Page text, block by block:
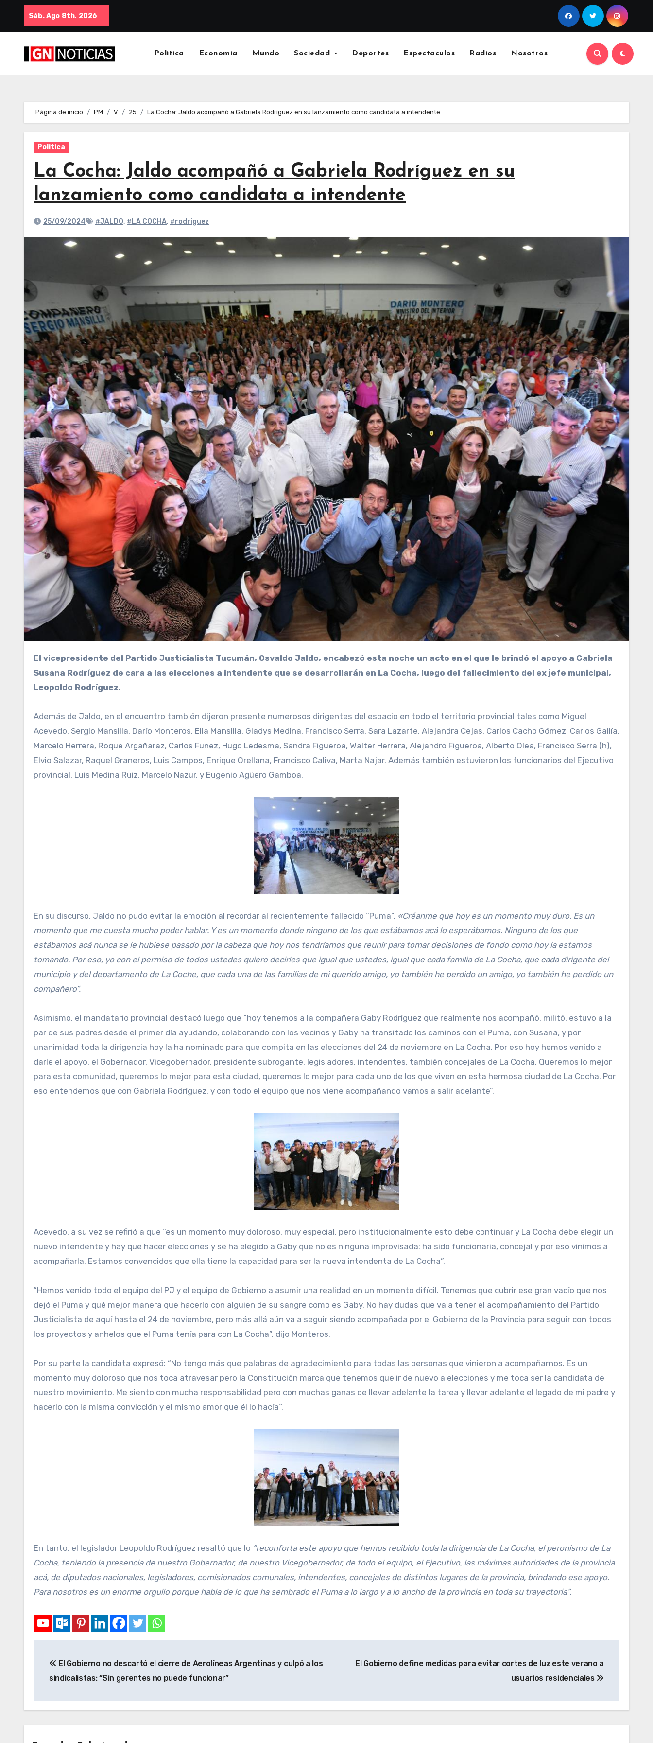
Sáb. Ago 8th, 2026
Política Economia Mundo Sociedad Deportes Espectaculos Radios Nosotros
Página de inicio PM V 25 La Cocha: Jaldo acompañó a Gabriela Rodríguez en su lanzamiento como candidata a intendente
Politica
La Cocha: Jaldo acompañó a Gabriela Rodríguez en su
lanzamiento como candidata a intendente
25/09/2024 #JALDO, #LA COCHA, #rodriguez
El vicepresidente del Partido Justicialista Tucumán, Osvaldo Jaldo, encabezó esta noche un acto en el que le brindó el apoyo a Gabriela
Susana Rodríguez de cara a las elecciones a intendente que se desarrollarán en La Cocha, luego del fallecimiento del ex jefe municipal,
Leopoldo Rodríguez.
Además de Jaldo, en el encuentro también dijeron presente numerosos dirigentes del espacio en todo el territorio provincial tales como Miguel
Acevedo, Sergio Mansilla, Darío Monteros, Elia Mansilla, Gladys Medina, Francisco Serra, Sara Lazarte, Alejandra Cejas, Carlos Cacho Gómez, Carlos Gallía,
Marcelo Herrera, Roque Argañaraz, Carlos Funez, Hugo Ledesma, Sandra Figueroa, Walter Herrera, Alejandro Figueroa, Alberto Olea, Francisco Serra (h),
Elvio Salazar, Raquel Graneros, Luis Campos, Enrique Orellana, Francisco Caliva, Marta Najar. Además también estuvieron los funcionarios del Ejecutivo
provincial, Luis Medina Ruiz, Marcelo Nazur, y Eugenio Agüero Gamboa.
En su discurso, Jaldo no pudo evitar la emoción al recordar al recientemente fallecido “Puma”. «Créanme que hoy es un momento muy duro. Es un
momento que me cuesta mucho poder hablar. Y es un momento donde ninguno de los que estábamos acá lo esperábamos. Ninguno de los que
estábamos acá nunca se le hubiese pasado por la cabeza que hoy nos tendríamos que reunir para tomar decisiones de fondo como hoy la estamos
tomando. Por eso, yo con el permiso de todos ustedes quiero decirles que igual que ustedes, igual que cada familia de La Cocha, que cada dirigente del
municipio y del departamento de La Coche, que cada una de las familias de mi querido amigo, yo también he perdido un amigo, yo también he perdido un
compañero”.
Asimismo, el mandatario provincial destacó luego que “hoy tenemos a la compañera Gaby Rodríguez que realmente nos acompañó, militó, estuvo a la
par de sus padres desde el primer día ayudando, colaborando con los vecinos y Gaby ha transitado los caminos con el Puma, con Susana, y por
unanimidad toda la dirigencia hoy la ha nominado para que compita en las elecciones del 24 de noviembre en La Cocha. Por eso hoy hemos venido a
darle el apoyo, el Gobernador, Vicegobernador, presidente subrogante, legisladores, intendentes, también concejales de La Cocha. Queremos lo mejor
para esta comunidad, queremos lo mejor para esta ciudad, queremos lo mejor para cada uno de los que viven en esta hermosa ciudad de La Cocha. Por
eso entendemos que con Gabriela Rodríguez, y con todo el equipo que nos viene acompañando vamos a salir adelante”.
Acevedo, a su vez se refirió a que “es un momento muy doloroso, muy especial, pero institucionalmente esto debe continuar y La Cocha debe elegir un
nuevo intendente y hay que hacer elecciones y se ha elegido a Gaby que no es ninguna improvisada: ha sido funcionaria, concejal y por eso vinimos a
acompañarla. Estamos convencidos que ella tiene la capacidad para ser la nueva intendenta de La Cocha”.
“Hemos venido todo el equipo del PJ y el equipo de Gobierno a asumir una realidad en un momento difícil. Tenemos que cubrir ese gran vacío que nos
dejó el Puma y qué mejor manera que hacerlo con alguien de su sangre como es Gaby. No hay dudas que va a tener el acompañamiento del Partido
Justicialista de aquí hasta el 24 de noviembre, pero más allá aún va a seguir siendo acompañada por el Gobierno de la Provincia para seguir con todos
los proyectos y anhelos que el Puma tenía para con La Cocha”, dijo Monteros.
Por su parte la candidata expresó: “No tengo más que palabras de agradecimiento para todas las personas que vinieron a acompañarnos. Es un
momento muy doloroso que nos toca atravesar pero la Constitución marca que tenemos que ir de nuevo a elecciones y me toca ser la candidata de
nuestro movimiento. Me siento con mucha responsabilidad pero con muchas ganas de llevar adelante la tarea y llevar adelante el legado de mi padre y
hacerlo con la misma convicción y el mismo amor que él lo hacía”.
En tanto, el legislador Leopoldo Rodríguez resaltó que lo “reconforta este apoyo que hemos recibido toda la dirigencia de La Cocha, el peronismo de La
Cocha, teniendo la presencia de nuestro Gobernador, de nuestro Vicegobernador, de todo el equipo, el Ejecutivo, las máximas autoridades de la provincia
acá, de diputados nacionales, legisladores, comisionados comunales, intendentes, concejales de distintos lugares de la provincia, brindando ese apoyo.
Para nosotros es un enorme orgullo porque habla de lo que ha sembrado el Puma a lo largo y a lo ancho de la provincia en toda su trayectoria”.
El Gobierno no descartó el cierre de Aerolíneas Argentinas y culpó a los
sindicalistas: “Sin gerentes no puede funcionar”
El Gobierno define medidas para evitar cortes de luz este verano a
usuarios residenciales